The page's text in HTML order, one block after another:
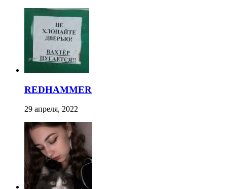
REDHAMMER
29 апреля, 2022